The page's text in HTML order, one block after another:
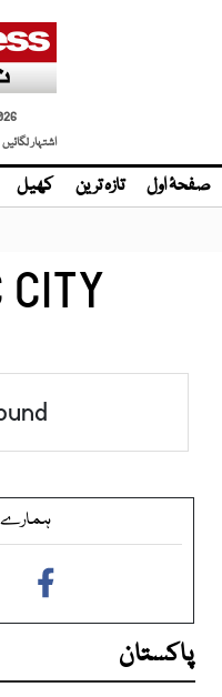
اشتہار لگائیں |
صفحۂ اول تازہ ترین کھیل
CITY
ہمارے
پاکستان